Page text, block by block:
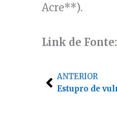
Acre**).
Link de Fonte:
Anterior
ANTERIOR